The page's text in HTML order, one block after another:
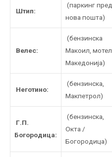
Штип:
(паркинг пред
нова пошта)
Велес:
(бензинска
Макоил, мотел
Македонија)
Неготино:
(бензинска,
Макпетрол)
Г.П.
Богородица:
(бензинска,
Oкта /
Богородица)